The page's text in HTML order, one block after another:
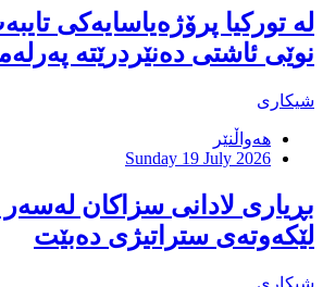
لە تورکیا پرۆژەیاسایەكی
نوێی ئاشتی دەنێردرێتە
شیکاری
هەواڵنێر
Sunday 19 July 2026
بڕیاری لادانی سزاكان لەسەر
لێكەوتەی ستراتیژی دەبێت
شیکاری